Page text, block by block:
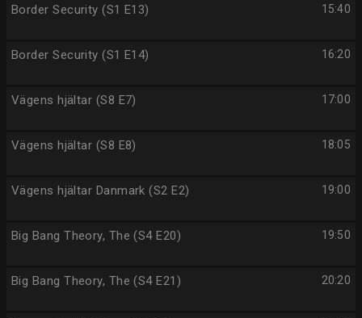
15:40
Border Security (S1 E13)
16:20
Border Security (S1 E14)
17:00
Vägens hjältar (S8 E7)
18:05
Vägens hjältar (S8 E8)
19:00
Vägens hjältar Danmark (S2 E2)
19:50
Big Bang Theory, The (S4 E20)
20:20
Big Bang Theory, The (S4 E21)